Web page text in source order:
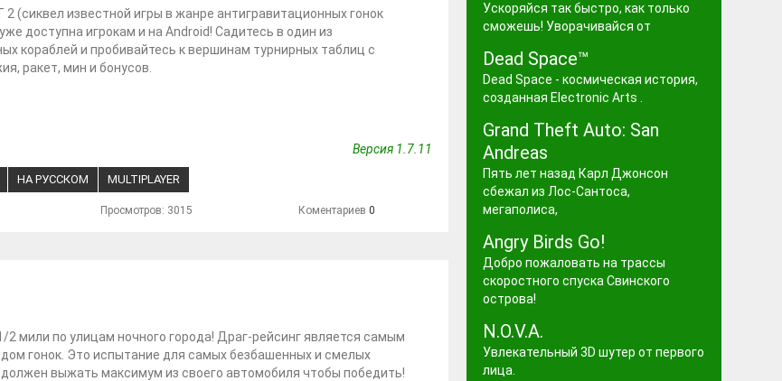
2 (сиквел известной игры в жанре антигравитационных гонок
уже доступна игрокам и на Android! Садитесь в один из
кораблей и пробивайтесь к вершинам турнирных таблиц с
ракет, мин и бонусов.
Версия 1.7.11
НА РУССКОМ MULTIPLAYER
Просмотров: 3015 Коментариев 0
2 мили по улицам ночного города! Драг-рейсинг является самым
гонок. Это испытание для самых безбашенных и смелых
выжать максимум из своего автомобиля чтобы победить!
Ускоряйся так быстро, как только
сможешь! Уворачивайся от
Dead Space™
Dead Space - космическая история,
созданная Electronic Arts .
Grand Theft Auto: San
Andreas
Пять лет назад Карл Джонсон
сбежал из Лос-Сантоса,
мегаполиса,
Angry Birds Go!
Добро пожаловать на трассы
скоростного спуска Свинского
острова!
N.O.V.A.
Увлекательный 3D шутер от первого
лица.